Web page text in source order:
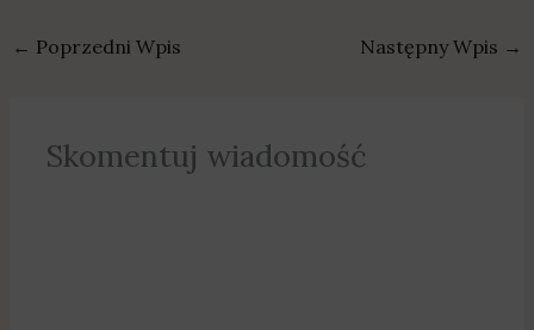
← Poprzedni Wpis Następny Wpis →
Skomentuj wiadomość